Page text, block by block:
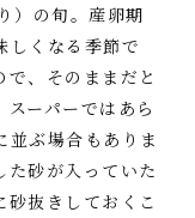
）の旬。産卵期
しくなる季節で
、そのままだと
ーパーではあら
並ぶ場合もありま
た砂が入っていた
砂抜きしておくこ